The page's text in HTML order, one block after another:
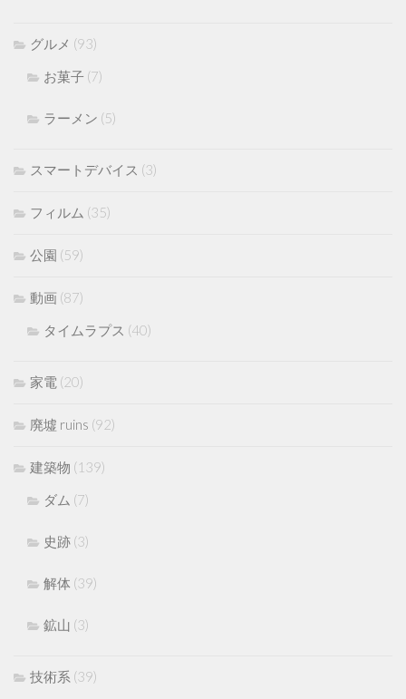
グルメ (93)
お菓子 (7)
ラーメン (5)
スマートデバイス (3)
フィルム (35)
公園 (59)
動画 (87)
タイムラプス (40)
家電 (20)
廃墟 ruins (92)
建築物 (139)
ダム (7)
史跡 (3)
解体 (39)
鉱山 (3)
技術系 (39)